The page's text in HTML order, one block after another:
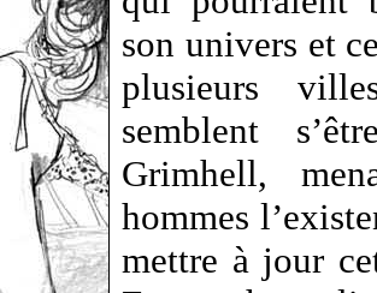
son univers et
plusieurs
semblent
Grimhell,
hommes
mettre à jour